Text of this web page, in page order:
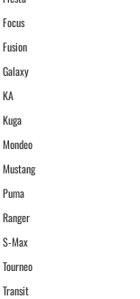
S-Max
Transit